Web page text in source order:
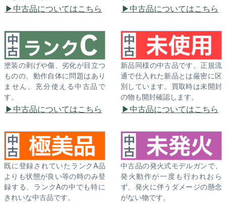
中古品についてはこちら 中古品についてはこちら
塗装の剥げや傷、劣化が目立つ
ものの、動作自体に問題はあり
ません。充分使える中古品で
す。
中古品についてはこちら
新品同様の中古品です。正規流
通で仕入れた新品とは厳密に区
別しています。買取時は未開封
の物も開封確認します。
中古品についてはこちら
既に登録されていたランクA品
よりも状態が良い等の時のみ登
録する、ランクAの中でも特に
きれいな中古品です。
中古品の発火式モデルガンで、
発火動作が一度も行われおら
ず、発火に伴うダメージの懸念
がない物です。